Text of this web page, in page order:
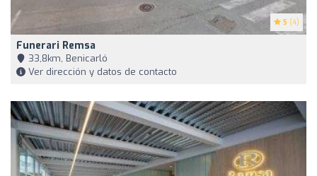
5 (4)
Funerari Remsa
33,8km, Benicarló
Ver dirección y datos de contacto